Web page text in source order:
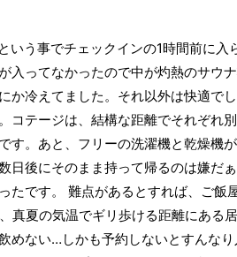
う事でチェックインの1時間前に入
入ってなかったので中が灼熱のサウ
か冷えてました。それ以外は快適で
コテージは、結構な距離でそれぞれ
す。あと、フリーの洗濯機と乾燥機
日後にそのまま持って帰るのは嫌だ
たです。 難点があるとすれば、ご飯
真夏の気温でギリ歩ける距離にある
めない…しかも予約しないとすんな